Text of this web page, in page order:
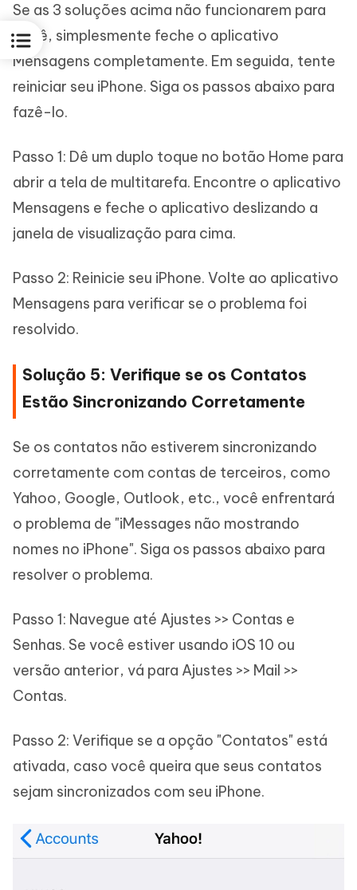
Se as 3 soluções acima não funcionarem para
você, simplesmente feche o aplicativo
Mensagens completamente. Em seguida, tente
reiniciar seu iPhone. Siga os passos abaixo para
fazê-lo.
Passo 1: Dê um duplo toque no botão Home para
abrir a tela de multitarefa. Encontre o aplicativo
Mensagens e feche o aplicativo deslizando a
janela de visualização para cima.
Passo 2: Reinicie seu iPhone. Volte ao aplicativo
Mensagens para verificar se o problema foi
resolvido.
Solução 5: Verifique se os Contatos
Estão Sincronizando Corretamente
Se os contatos não estiverem sincronizando
corretamente com contas de terceiros, como
Yahoo, Google, Outlook, etc., você enfrentará
o problema de "iMessages não mostrando
nomes no iPhone". Siga os passos abaixo para
resolver o problema.
Passo 1: Navegue até Ajustes >> Contas e
Senhas. Se você estiver usando iOS 10 ou
versão anterior, vá para Ajustes >> Mail >>
Contas.
Passo 2: Verifique se a opção "Contatos" está
ativada, caso você queira que seus contatos
sejam sincronizados com seu iPhone.